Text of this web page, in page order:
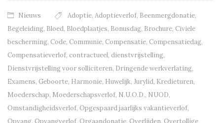
Nieuws Adoptie, Adoptieverlof, Beenmergdonatie,
Begeleiding, Bloed, Bloedplaatjes, Bonusdag, Brochure, Civiele
bescherming, Code, Communie, Compensatie, Compensatiedag,
Compensatieverlof, contractueel, dienstvrijstelling,
Dienstvrijstelling voor solliciteren, Dringende werkverlating,
Examens, Geboorte, Harmonie, Huwelijk, Jurylid, Kredieturen,
Moederschap, Moederschapsverlof, N.U.O.D., NUOD,
Omstandigheidsverlof, Opgespaard jaarlijks vakantieverlof,
Opvang, Opvangverlof, Orgaandonatie, Overlijden, Overtollige